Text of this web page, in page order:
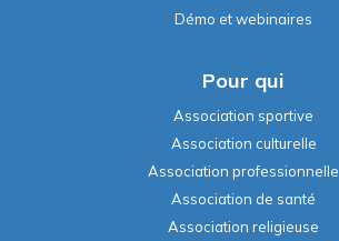
Démo et webinaires
Pour qui
Association sportive
Association culturelle
Association professionnelle
Association de santé
Association religieuse